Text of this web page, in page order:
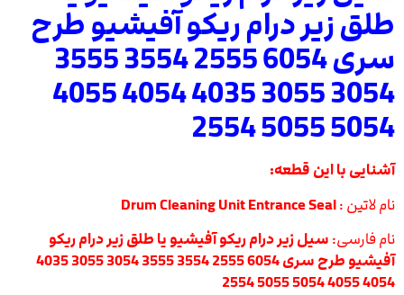
طلق زیر درام ریکو آفیشیو طرح
سری 6054 2555 3554 3555
3054 3055 4035 4054 4055
5054 5055 2554
آشنایی با این قطعه:
نام لاتین :Drum Cleaning Unit Entrance Seal
نام فارسی: سیل زیر درام ریکو آفیشیو یا طلق زیر درام ریکو
آفیشیو طرح سری 6054 2555 3554 3555 3054 3055 4035
4054 4055 5054 5055 2554